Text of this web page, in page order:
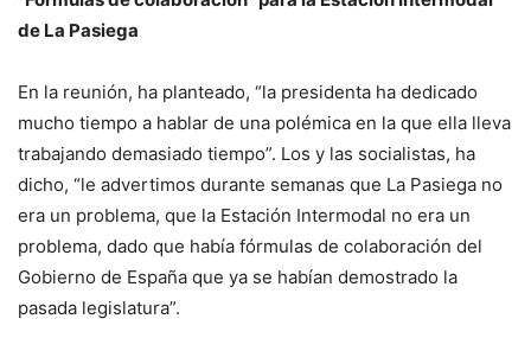
de La Pasiega
En la reunión, ha planteado, “la presidenta ha dedicado
mucho tiempo a hablar de una polémica en la que ella lleva
trabajando demasiado tiempo”. Los y las socialistas, ha
dicho, “le advertimos durante semanas que La Pasiega no
era un problema, que la Estación Intermodal no era un
problema, dado que había fórmulas de colaboración del
Gobierno de España que ya se habían demostrado la
pasada legislatura”.